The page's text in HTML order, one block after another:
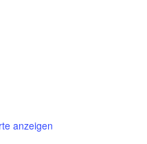
anzeigen